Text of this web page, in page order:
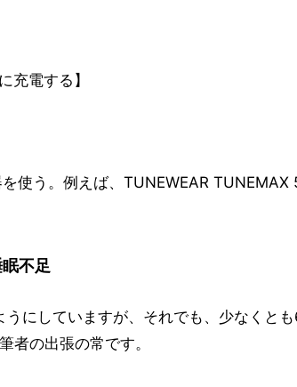
充電する】
使う。例えば、TUNEWEAR TUNEMAX
不足
にしていますが、それでも、少なくと
者の出張の常です。